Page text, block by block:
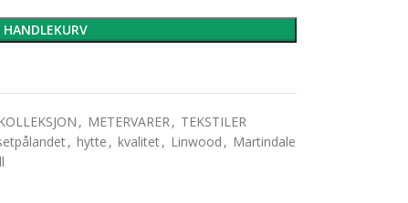
HANDLEKURV
, METERVARER, TEKSTILER
, hytte , kvalitet, Linwood , Martindale